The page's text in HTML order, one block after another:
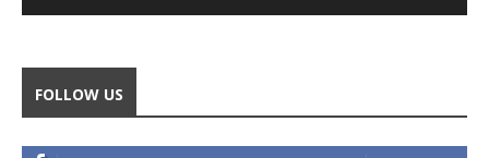
FOLLOW US